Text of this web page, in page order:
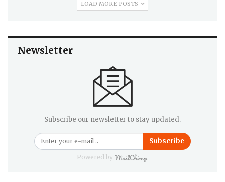
LOAD MORE POSTS
Newsletter
Subscribe our newsletter to stay updated.
Subscribe
Powered by